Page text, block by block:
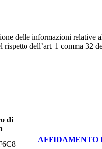
delle informazioni
dell’art. 1 comma 32
di
AFFIDAMENTO